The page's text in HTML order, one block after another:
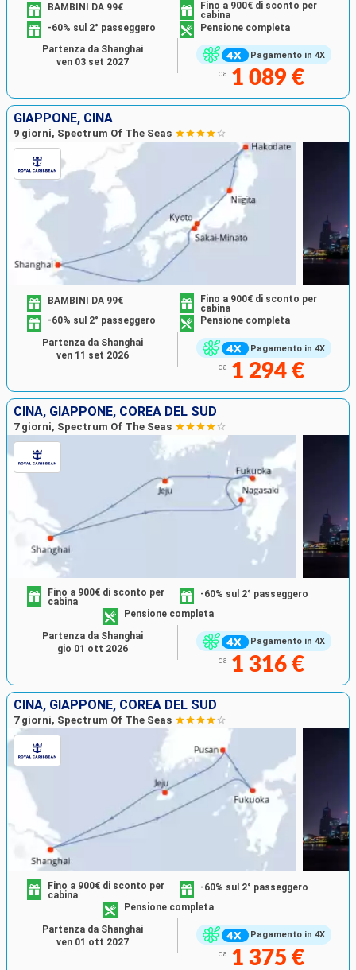
Pagamento in 4X
BAMBINI DA 99€
Fino a 900€ di sconto per
cabina
-60% sul 2° passeggero
Pensione completa
da 1 089 €
Partenza da Shanghai
ven 03 set 2027
GIAPPONE, CINA
9 giorni, Spectrum Of The Seas
Pagamento in 4X
BAMBINI DA 99€
Fino a 900€ di sconto per
cabina
-60% sul 2° passeggero
Pensione completa
da 1 294 €
Partenza da Shanghai
ven 11 set 2026
CINA, GIAPPONE, COREA DEL SUD
7 giorni, Spectrum Of The Seas
Pagamento in 4X
Fino a 900€ di sconto per
cabina
-60% sul 2° passeggero
Pensione completa
da 1 316 €
Partenza da Shanghai
gio 01 ott 2026
CINA, GIAPPONE, COREA DEL SUD
7 giorni, Spectrum Of The Seas
Pagamento in 4X
Fino a 900€ di sconto per
cabina
-60% sul 2° passeggero
Pensione completa
da 1 375 €
Partenza da Shanghai
ven 01 ott 2027